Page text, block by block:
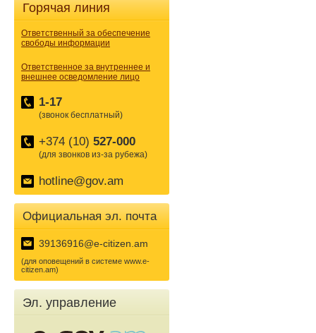
Горячая линия
Ответственный за обеспечение
свободы информации
Ответственное за внутреннее и
внешнее осведомление лицо
1-17
(звонок бесплатный)
+374 (10) 527-000
(для звонков из-за рубежа)
hotline@gov.am
Официальная эл. почта
39136916@e-citizen.am
(для оповещений в системе www.e-
citizen.am)
Эл. управление